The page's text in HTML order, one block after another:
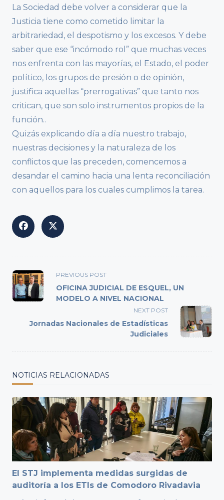
La Sociedad debe volver a considerar que la
Justicia tiene como cometido limitar la
arbitrariedad, el despotismo y los excesos. Y debe
saber que ese “incómodo rol” que muchas veces
nos enfrenta con las mayorías, el Estado, el poder
político, los grupos de presión o de opinión,
justifica aquellas “prerrogativas” que tanto nos
critican, que son solo instrumentos propios de la
función..
Quizás explicando día a día nuestro trabajo,
nuestras decisiones y la naturaleza de los
conflictos que las preceden, comencemos a
desandar el camino hacia una lenta reconciliación
con aquellos para los cuales cumplimos la tarea.
<span
class="nav-
subtitle
reader-
PREVIOUS POST
OFICINA JUDICIAL DE ESQUEL, UN
MODELO A NIVEL NACIONAL
NEXT POST
Jornadas Nacionales de Estadísticas
Judiciales
NOTICIAS RELACIONADAS
El STJ implementa medidas surgidas de
auditoría a los ETIs de Comodoro Rivadavia